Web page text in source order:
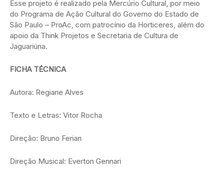
Esse projeto é realizado pela Mercúrio Cultural, por meio
do Programa de Ação Cultural do Governo do Estado de
São Paulo – ProAc, com patrocínio da Horticeres, além do
apoio da Think Projetos e Secretaria de Cultura de
Jaguariúna.
FICHA TÉCNICA
Autora: Regiane Alves
Texto e Letras: Vitor Rocha
Direção: Bruno Ferian
Direção Musical: Everton Gennari